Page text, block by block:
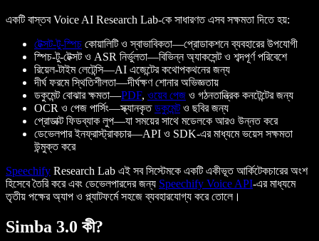
একটি বাস্তব Voice AI Research Lab-কে সাধারণত এসব সক্ষমতা দিতে হয়:
টেক্সট-টু-স্পিচ কোয়ালিটি ও স্বাভাবিকতা—প্রোডাকশনে ব্যবহারের উপযোগী
স্পিচ-টু-টেক্সট ও ASR নির্ভুলতা—বিভিন্ন অ্যাকসেন্ট ও শব্দপূর্ণ পরিবেশে
রিয়েল-টাইম লেটেন্সি—AI এজেন্টের কথোপকথনের জন্য
দীর্ঘ ফরমে স্থিতিশীলতা—দীর্ঘক্ষণ শোনার অভিজ্ঞতায়
ডকুমেন্ট বোঝার ক্ষমতা—PDF, ওয়েব পেজ ও গঠনতান্ত্রিক কনটেন্টের জন্য
OCR ও পেজ পার্সিং—স্ক্যানকৃতডকুমেন্টও ছবির জন্য
প্রোডাক্ট ফিডব্যাক লুপ—যা সময়ের সাথে মডেলকে আরও উন্নত করে
ডেভেলপার ইনফ্রাস্ট্রাকচার—API ও SDK-এর মাধ্যমে ভয়েস সক্ষমতা
উন্মুক্ত করে
Speechify Research Lab এই সব সিস্টেমকে একটি একীভূত আর্কিটেকচারের অংশ
হিসেবে তৈরি করে এবং ডেভেলপারদের জন্য Speechify Voice API-এর মাধ্যমে
তৃতীয় পক্ষের অ্যাপ ও প্ল্যাটফর্মে সহজে ব্যবহারযোগ্য করে তোলে।
Simba 3.0 কী?